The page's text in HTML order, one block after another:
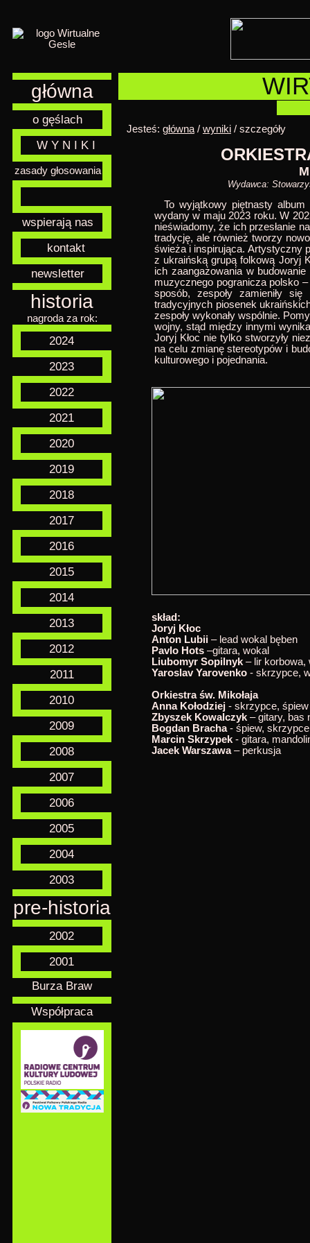
główna
o gęślach
W Y N I K I
zasady głosowania
wspierają nas
kontakt
newsletter
historia
nagroda za rok:
2024
2023
2022
2021
2020
2019
2018
2017
2016
2015
2014
2013
2012
2011
2010
2009
2008
2007
2006
2005
2004
2003
pre-historia
2002
2001
Burza Braw
Współpraca
Jesteś: główna / wyniki / szczegóły
Wydawca:
To wyjątkowy piętnasty album
wydany w maju 2023 roku. W
nieświadomy, że ich przesłanie
tradycję, ale również tworzy
świeża i inspirująca. Artystyczny
z ukraińską grupą folkową Joryj
ich zaangażowania w
muzycznego pogranicza polsko
sposób, zespoły zamieniły
tradycyjnych piosenek
zespoły wykonały wspólnie.
wojny, stąd między innymi
Joryj Kłoc nie tylko stworzyły
na celu zmianę stereotypów i
kulturowego i pojednania.
skład:
Joryj Kłoc
Anton Lubii– lead wokal bęben
Pavlo Hots–gitara, wokal
Liubomyr Sopilnyk– lir korbowa,
Yaroslav Yarovenko- skrzypce,
Orkiestra św. Mikołaja
Anna Kołodziej- skrzypce, śpiew
Zbyszek Kowalczyk– gitary, bas
Bogdan Bracha- śpiew,
Marcin Skrzypek- gitara,
Jacek Warszawa– perkusja